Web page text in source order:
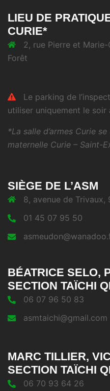
LIEU DE
CURIE*
2, rue Pierre et
Forêt
Le parking de
utiliser uniquement le
*La salle d’armes Curie
maternelle Curie – Saint-
SIÈGE DE L’ASM
8, avenue de Trivaux,
01 45 07 95 50
BÉATRICE SELO,
SECTION TAÏCHI
06 07 96 50 83
asmtaichi@gmail.com
MARC TILLIER,
SECTION TAÏCHI
06 70 93 64 26